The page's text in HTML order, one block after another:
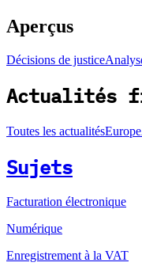
Aperçus
Décisions de justice
Actualités
Toutes les actualitésEurope
Sujets
Facturation électronique
Numérique
Enregistrement à la VAT